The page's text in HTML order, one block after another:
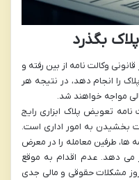
بگذرد
وکالت نامه از بین رفته و
را انجام دهد، در نتیجه هر
مواجه خواهند شد.
تعویض پلاک ابزاری رایج
بخشیدن به امور اداری است.
ها، طرفین معامله را در معرض
می دهد. عدم اقدام به موقع
مشکلات حقوقی و مالی جدی